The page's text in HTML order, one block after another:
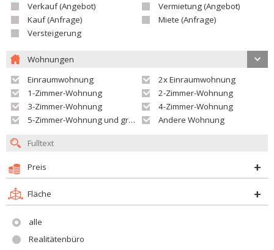
Verkauf (Angebot)
Vermietung (Angebot)
Kauf (Anfrage)
Miete (Anfrage)
Versteigerung
Wohnungen
Einraumwohnung
2x Einraumwohnung
1-Zimmer-Wohnung
2-Zimmer-Wohnung
3-Zimmer-Wohnung
4-Zimmer-Wohnung
5-Zimmer-Wohnung und größer
Andere Wohnung
Preis
Fläche
alle
Realitätenbüro